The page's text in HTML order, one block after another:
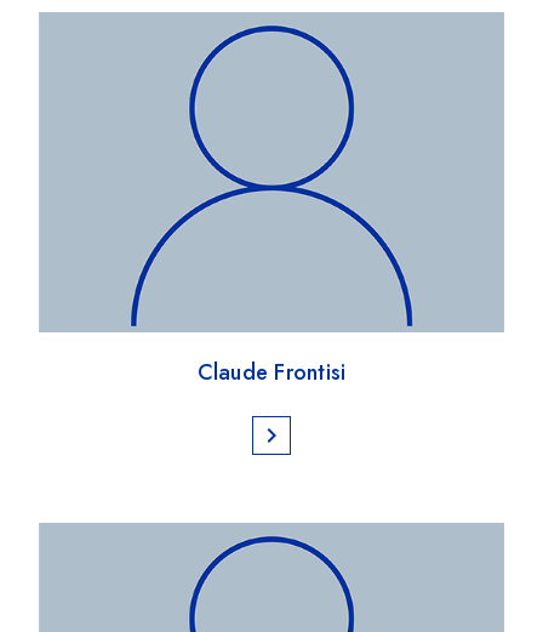
Claude Frontisi
chevron_right